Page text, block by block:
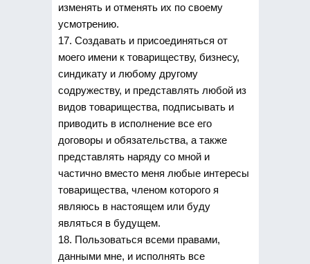
изменять и отменять их по своему
усмотрению.
17. Создавать и присоединяться от
моего имени к товариществу, бизнесу,
синдикату и любому другому
содружеству, и представлять любой из
видов товарищества, подписывать и
приводить в исполнение все его
договоры и обязательства, а также
представлять наряду со мной и
частично вместо меня любые интересы
товарищества, членом которого я
являюсь в настоящем или буду
являться в будущем.
18. Пользоваться всеми правами,
данными мне, и исполнять все